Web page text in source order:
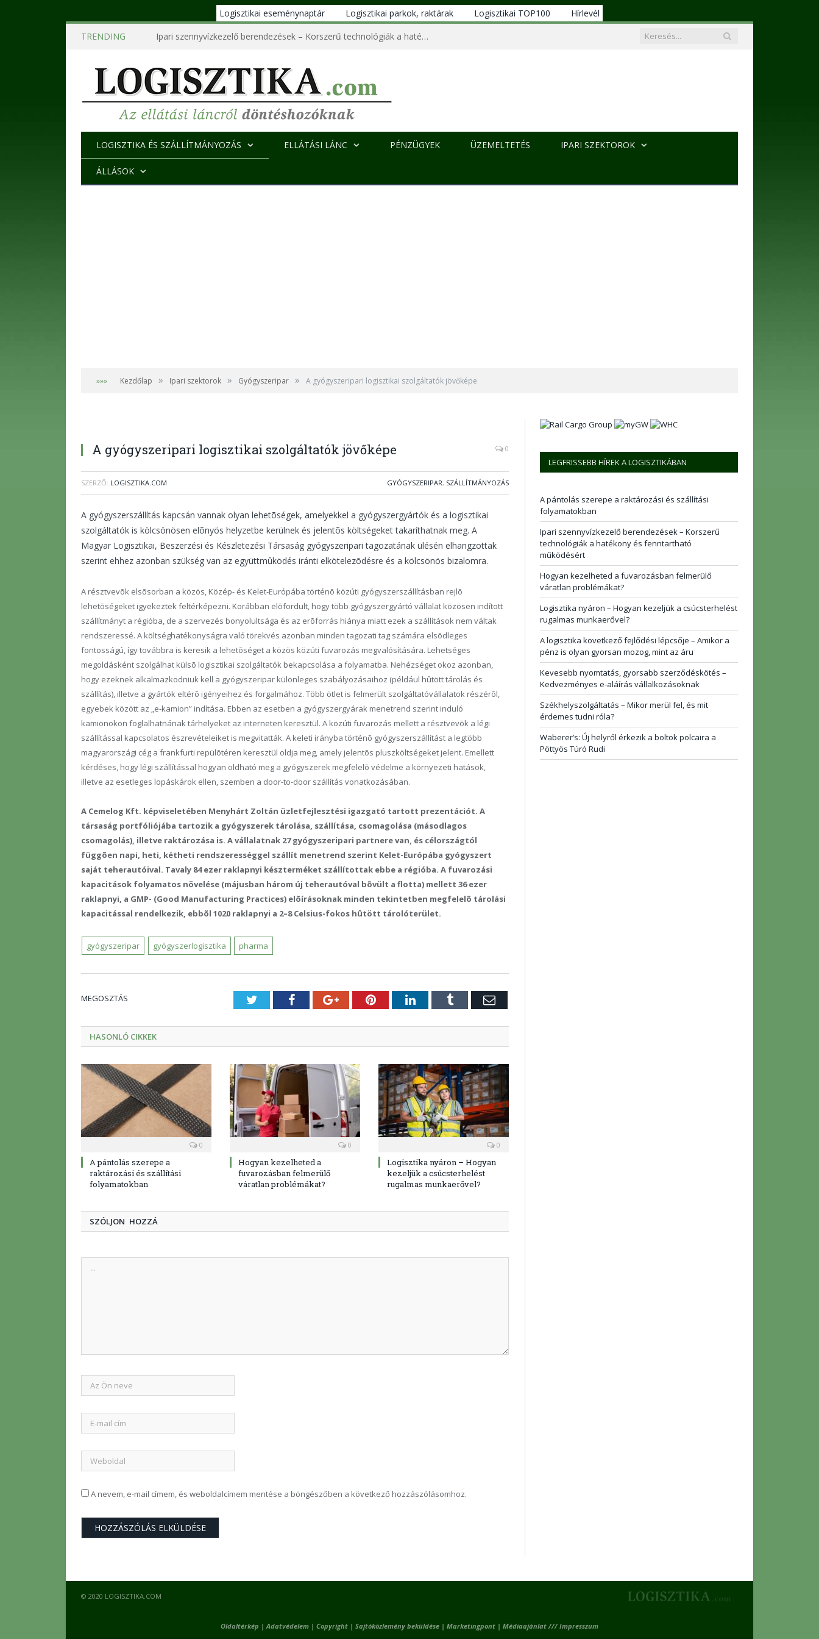
Logisztikai eseménynaptár Logisztikai parkok, raktárak Logisztikai TOP100
Hírlevél
TRENDING
Ipari szennyvízkezelő berendezések – Korszerű technológiák a hatékony és fenntartható működésért
LOGISZTIKA ÉS SZÁLLÍTMÁNYOZÁS ELLÁTÁSI LÁNC PÉNZÜGYEK ÜZEMELTETÉS IPARI SZEKTOROK
ÁLLÁSOK
»»» Kezdőlap » Ipari szektorok » Gyógyszeripar » A gyógyszeripari logisztikai szolgáltatók jövőképe
A gyógyszeripari logisztikai szolgáltatók jövőképe 0
SZERZŐ: LOGISZTIKA.COM GYÓGYSZERIPAR, SZÁLLÍTMÁNYOZÁS
A gyógyszerszállítás kapcsán vannak olyan lehetõségek, amelyekkel a gyógyszergyártók és a logisztikai
szolgáltatók is kölcsönösen elõnyös helyzetbe kerülnek és jelentõs költségeket takaríthatnak meg. A
Magyar Logisztikai, Beszerzési és Készletezési Társaság gyógyszeripari tagozatának ülésén elhangzottak
szerint ehhez azonban szükség van az együttmûködés iránti elkötelezõdésre és a kölcsönös bizalomra.
A résztvevõk elsõsorban a közös, Közép- és Kelet-Európába történõ közúti gyógyszerszállításban rejlõ
lehetõségeket igyekeztek feltérképezni. Korábban elõfordult, hogy több gyógyszergyártó vállalat közösen indított
szállítmányt a régióba, de a szervezés bonyolultsága és az erõforrás hiánya miatt ezek a szállítások nem váltak
rendszeressé. A költséghatékonyságra való törekvés azonban minden tagozati tag számára elsõdleges
fontosságú, így továbbra is keresik a lehetõséget a közös közúti fuvarozás megvalósítására. Lehetséges
megoldásként szolgálhat külsõ logisztikai szolgáltatók bekapcsolása a folyamatba. Nehézséget okoz azonban,
hogy ezeknek alkalmazkodniuk kell a gyógyszeripar különleges szabályozásaihoz (például hûtött tárolás és
szállítás), illetve a gyártók eltérõ igényeihez és forgalmához. Több ötlet is felmerült szolgáltatóvállalatok részérõl,
egyebek között az „e-kamion” indítása. Ebben az esetben a gyógyszergyárak menetrend szerint induló
kamionokon foglalhatnának tárhelyeket az interneten keresztül. A közúti fuvarozás mellett a résztvevõk a légi
szállítással kapcsolatos észrevételeiket is megvitatták. A keleti irányba történõ gyógyszerszállítást a legtöbb
magyarországi cég a frankfurti repülõtéren keresztül oldja meg, amely jelentõs pluszköltségeket jelent. Emellett
kérdéses, hogy légi szállítással hogyan oldható meg a gyógyszerek megfelelõ védelme a környezeti hatások,
illetve az esetleges lopáskárok ellen, szemben a door-to-door szállítás vonatkozásában.
A Cemelog Kft. képviseletében Menyhárt Zoltán üzletfejlesztési igazgató tartott prezentációt. A
társaság portfóliójába tartozik a gyógyszerek tárolása, szállítása, csomagolása (másodlagos
csomagolás), illetve raktározása is. A vállalatnak 27 gyógyszeripari partnere van, és célországtól
függõen napi, heti, kétheti rendszerességgel szállít menetrend szerint Kelet-Európába gyógyszert
saját teherautóival. Tavaly 84 ezer raklapnyi készterméket szállítottak ebbe a régióba. A fuvarozási
kapacitások folyamatos növelése (májusban három új teherautóval bõvült a flotta) mellett 36 ezer
raklapnyi, a GMP- (Good Manufacturing Practices) elõírásoknak minden tekintetben megfelelõ tárolási
kapacitással rendelkezik, ebbõl 1020 raklapnyi a 2–8 Celsius-fokos hûtött tárolóterület.
gyógyszeripar gyógyszerlogisztika pharma
MEGOSZTÁS TwitterFacebookGoogle+PinterestLinkedInTumblr E-
HASONLÓ CIKKEK
0
A pántolás szerepe a
raktározási és szállítási
folyamatokban
0
Hogyan kezelheted a
fuvarozásban felmerülő
váratlan problémákat?
0
Logisztika nyáron – Hogyan
kezeljük a csúcsterhelést
rugalmas munkaerővel?
SZÓLJON HOZZÁ
A nevem, e-mail címem, és weboldalcímem mentése a böngészőben a következő hozzászólásomhoz.
LEGFRISSEBB HÍREK A LOGISZTIKÁBAN
A pántolás szerepe a raktározási és szállítási
folyamatokban
Ipari szennyvízkezelő berendezések – Korszerű
technológiák a hatékony és fenntartható
működésért
Hogyan kezelheted a fuvarozásban felmerülő
váratlan problémákat?
Logisztika nyáron – Hogyan kezeljük a csúcsterhelést
rugalmas munkaerővel?
A logisztika következő fejlődési lépcsője – Amikor a
pénz is olyan gyorsan mozog, mint az áru
Kevesebb nyomtatás, gyorsabb szerződéskötés –
Kedvezményes e-aláírás vállalkozásoknak
Székhelyszolgáltatás – Mikor merül fel, és mit
érdemes tudni róla?
Waberer’s: Új helyről érkezik a boltok polcaira a
Pöttyös Túró Rudi
© 2020 LOGISZTIKA.COM
Oldaltérkép |Adatvédelem | Copyright | Sajtóközlemény beküldése | Marketingpont | Médiaajánlat /// Impresszum